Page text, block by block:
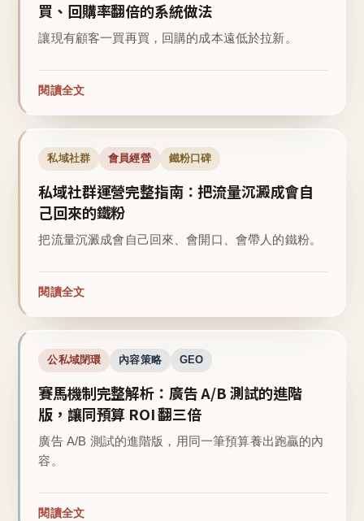
買、回購率翻倍的系統做法
讓現有顧客一買再買，回購的成本遠低於拉新。
閱讀全文
私域社群 會員經營 鐵粉口碑
私域社群運營完整指南：把流量沉澱成會自
己回來的鐵粉
把流量沉澱成會自己回來、會開口、會帶人的鐵粉。
閱讀全文
公私域閉環 內容策略 GEO
賽馬機制完整解析：廣告 A/B 測試的進階
版，讓同預算 ROI 翻三倍
廣告 A/B 測試的進階版，用同一筆預算養出跑贏的內
容。
閱讀全文